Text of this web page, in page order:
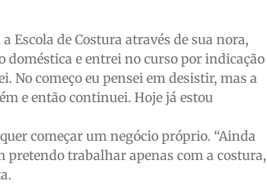
Escola de Costura através de sua nora,
e entrei no curso por indicação
No começo eu pensei em desistir, mas a
e então continuei. Hoje já estou
começar um negócio próprio. “Ainda
pretendo trabalhar apenas com a costura,